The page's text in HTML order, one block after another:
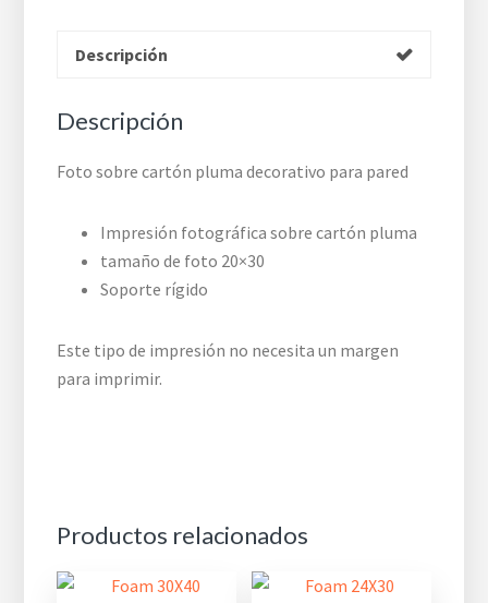
Descripción
Descripción
Foto sobre cartón pluma decorativo para pared
Impresión fotográfica sobre cartón pluma
tamaño de foto 20×30
Soporte rígido
Este tipo de impresión no necesita un margen
para imprimir.
Productos relacionados